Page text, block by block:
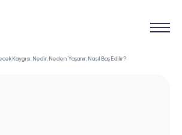
Kaygısı: Nedir, Neden Yaşanır, Nasıl Baş Edilir?